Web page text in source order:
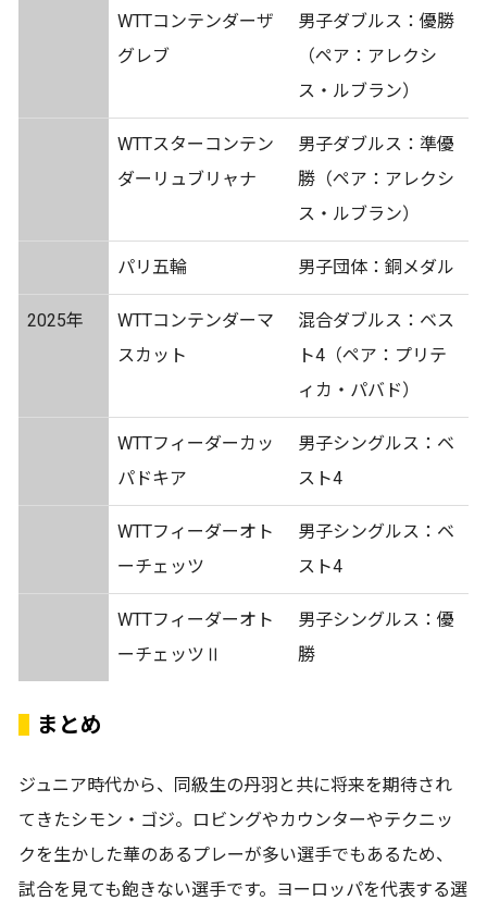
WTTコンテンダーザ
グレブ
男子ダブルス：優勝
（ペア：アレクシ
ス・ルブラン）
WTTスターコンテン
ダーリュブリャナ
男子ダブルス：準優
勝（ペア：アレクシ
ス・ルブラン）
パリ五輪 男子団体：銅メダル
2025年
WTTコンテンダーマ
スカット
混合ダブルス：ベス
ト4（ペア：プリテ
ィカ・パバド）
WTTフィーダーカッ
パドキア
男子シングルス：ベ
スト4
WTTフィーダーオト
ーチェッツ
男子シングルス：ベ
スト4
WTTフィーダーオト
ーチェッツⅡ
男子シングルス：優
勝
まとめ
ジュニア時代から、同級生の丹羽と共に将来を期待され
てきたシモン・ゴジ。ロビングやカウンターやテクニッ
クを生かした華のあるプレーが多い選手でもあるため、
試合を見ても飽きない選手です。ヨーロッパを代表する選